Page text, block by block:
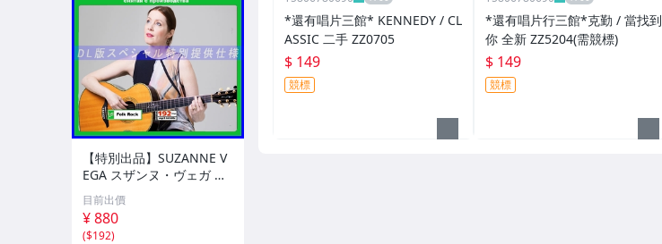
*還有唱片三館* KENNEDY / CL
ASSIC 二手 ZZ0705
$ 149
競標
*還有唱片行三館*克勤 / 當找到
你 全新 ZZ5204(需競標)
$ 149
競標
【特別出品】SUZANNE V
EGA スザンヌ・ヴェガ 精
選集 100歌 音楽DL(MP3C
D)☆
目前出價
¥ 880
($192)